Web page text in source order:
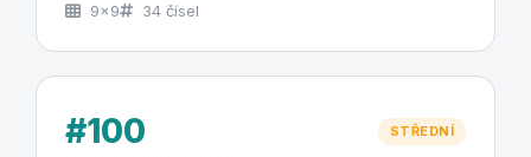
9×9 34 čísel
#100 STŘEDNÍ